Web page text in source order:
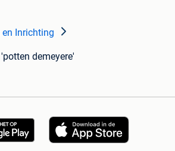
en Inrichting
demeyere'